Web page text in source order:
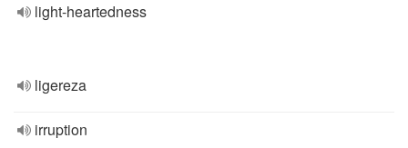
light-heartedness
ligereza
irruption